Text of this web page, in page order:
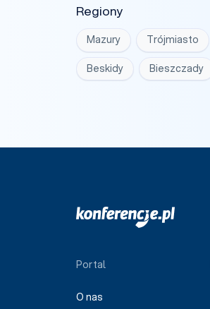
Regiony
Mazury Trójmiasto
Beskidy Bieszczady
Portal
O nas